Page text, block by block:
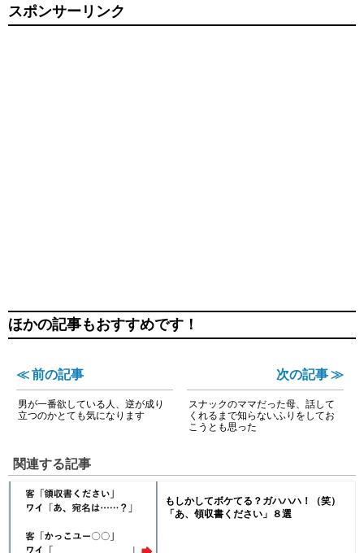
スポンサーリンク
ほかの記事もおすすめです！
≪ 前の記事
男が一番欲している人、逆が成り
立つのかとても気になります
次の記事 ≫
スナックのママだった母、話して
くれるまで知らないふりをしてお
こうとも思った
関連する記事
もしかしてボケてる？ガハハハ！（笑）
「あ、領収書ください」８選